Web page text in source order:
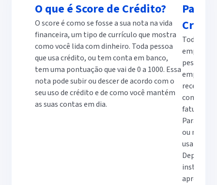
O que é Score de Crédito?
O score é como se fosse a sua nota na vida
financeira, um tipo de currículo que mostra
como você lida com dinheiro. Toda pessoa
que usa crédito, ou tem conta em banco,
tem uma pontuação que vai de 0 a 1000. Essa
nota pode subir ou descer de acordo com o
seu uso de crédito e de como você mantém
as suas contas em dia.
Para
Todas as
empresta
pessoal,
empresas
receber
faturas.
Para
ou
usando o
Depois
aprovar